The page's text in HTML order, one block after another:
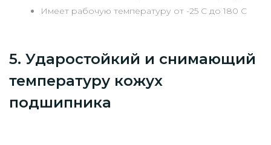
Имеет рабочую температуру от -25 C до 180 C
5. Ударостойкий и снимающий
температуру кожух
подшипника